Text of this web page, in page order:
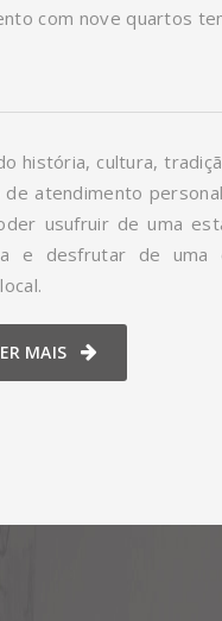
com nove quartos
história, cultura,
de atendimento
usufruir de uma
e desfrutar de uma
MAIS